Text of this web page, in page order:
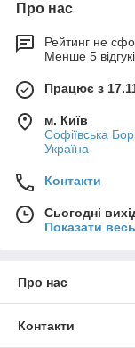
Про нас
Рейтинг не
Менше 5
Працює з
м. Київ
Софіївська
Україна
Контакти
Сьогодні
Показати
Про нас
Контакти